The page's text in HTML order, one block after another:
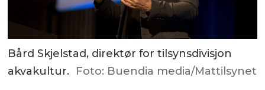
Bård Skjelstad, direktør for tilsynsdivisjon
akvakultur. Foto: Buendia media/Mattilsynet